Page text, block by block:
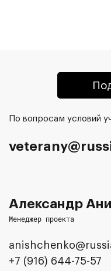
По вопросам условий
Александр
Менеджер проекта
+7 (916) 644-75-57